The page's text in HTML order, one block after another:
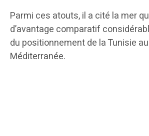
Parmi ces atouts, il a cité la mer
d’avantage comparatif
du positionnement de la Tunisie
Méditerranée.